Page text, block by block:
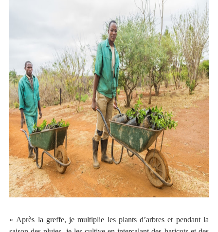
« Après la greffe, je multiplie les plants d’arbres et pendant la